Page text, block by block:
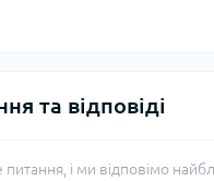
та відповіді
питання, і ми відповімо